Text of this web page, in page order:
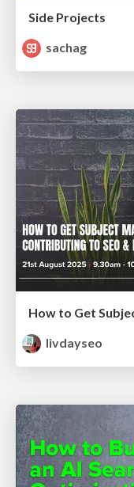
Side Projects
sachag
livdayseo